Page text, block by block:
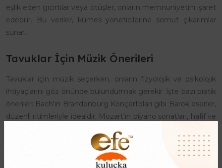
eşlik eden gıcırtılar veya ötüşler, onların memnuniyetini işaret
edebilir. Bu veriler, kümes yöneticilerine somut çıkarımlar
sunar.
Tavuklar İçin Müzik Önerileri
Tavuklar için müzik seçerken, onların fizyolojik ve psikolojik
ihtiyaçlarını göz önünde bulundurmak gerekir. İşte bazı pratik
öneriler: Bach'ın Brandenburg Konçertoları gibi Barok eserler,
düzenli ritimleriyle idealdir; Mozart'ın piyano sonatları, hafif ve
neşeli yapılarıyla tavukları rahatlatır. Doğa sesleri içeren
parçalar, kümes dışındaki dünyayı hatırlatır ve monotonluğu
kırar. Ayrıca, flüt veya keman ağırlıklı enstrümantal müzikler
de tercih edilebilir. Bu önerileri uygularken, müziğin sürekli